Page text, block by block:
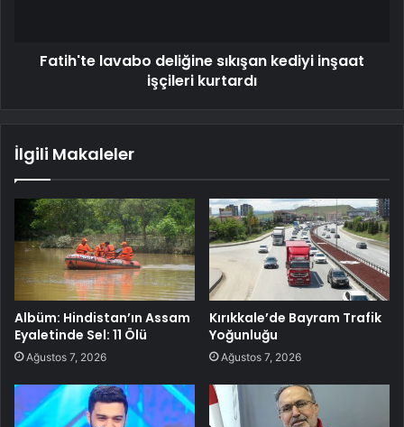
Fatih'te lavabo deliğine sıkışan kediyi inşaat
işçileri kurtardı
İlgili Makaleler
Albüm: Hindistan’ın Assam
Eyaletinde Sel: 11 Ölü
Ağustos 7, 2026
Kırıkkale’de Bayram Trafik
Yoğunluğu
Ağustos 7, 2026